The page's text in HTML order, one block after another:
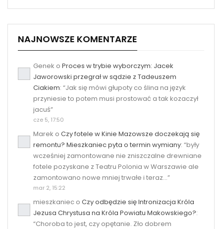
NAJNOWSZE KOMENTARZE
Genek o Proces w trybie wyborczym: Jacek
Jaworowski przegrał w sądzie z Tadeuszem
Ciakiem: “Jak się mówi głupoty co ślina na język
przyniesie to potem musi prostować a tak kozaczył
jacuś”
cze 5, 17:50
Marek o Czy fotele w Kinie Mazowsze doczekają się
remontu? Mieszkaniec pyta o termin wymiany: “były
wcześniej zamontowane nie zniszczalne drewniane
fotele pozyskane z Teatru Polonia w Warszawie ale
zamontowano nowe mniej trwałe i teraz…”
mar 2, 15:22
mieszkaniec o Czy odbędzie się Intronizacja Króla
Jezusa Chrystusa na Króla Powiatu Makowskiego?:
“Choroba to jest, czy opętanie. Zło dobrem